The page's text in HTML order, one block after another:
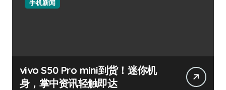
手机新闻
vivo S50 Pro mini到货！迷你机
身，掌中资讯轻触即达